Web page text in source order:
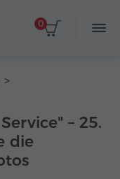
0
– 25.
die